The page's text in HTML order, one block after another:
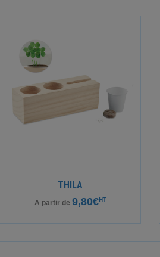
THILA
A partir de 9,80€HT